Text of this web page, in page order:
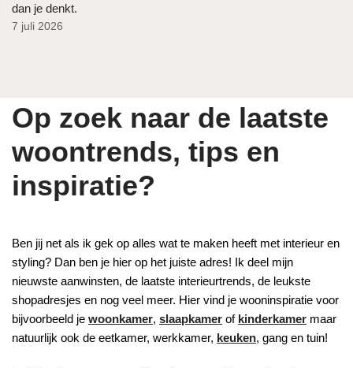
dan je denkt.
7 juli 2026
Op zoek naar de laatste
woontrends, tips en
inspiratie?
Ben jij net als ik gek op alles wat te maken heeft met interieur en
styling? Dan ben je hier op het juiste adres! Ik deel mijn
nieuwste aanwinsten, de laatste interieurtrends, de leukste
shopadresjes en nog veel meer. Hier vind je wooninspiratie voor
bijvoorbeeld je woonkamer, slaapkamer of kinderkamer maar
natuurlijk ook de eetkamer, werkkamer, keuken, gang en tuin!